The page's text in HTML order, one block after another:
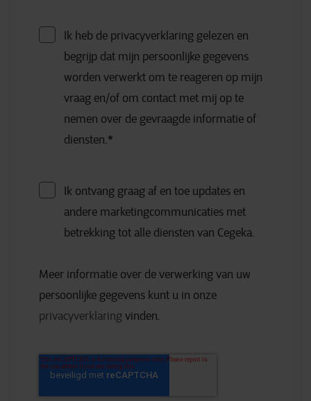
Ik heb de privacyverklaring gelezen en
begrijp dat mijn persoonlijke gegevens
worden verwerkt om te reageren op mijn
vraag en/of om contact met mij op te
nemen over de gevraagde informatie of
diensten. *
Ik ontvang graag af en toe updates en
andere marketingcommunicaties met
betrekking tot alle diensten van Cegeka.
Meer informatie over de verwerking van uw
persoonlijke gegevens kunt u in onze
privacyverklaring vinden.